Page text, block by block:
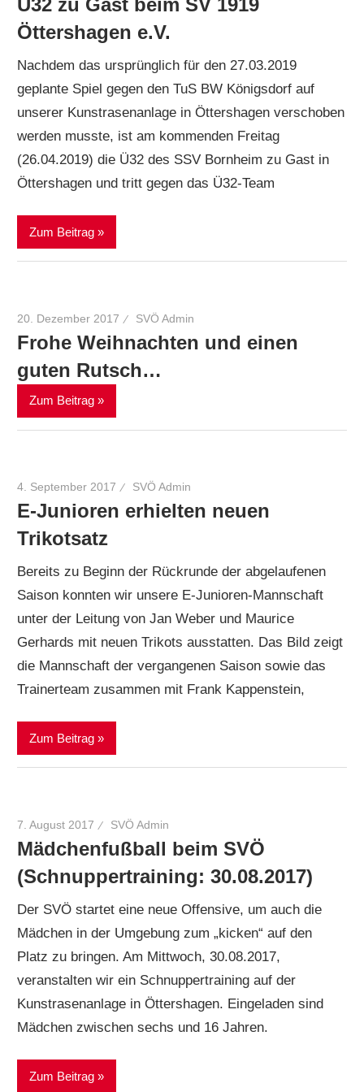
Ü32 zu Gast beim SV 1919
Öttershagen e.V.
Nachdem das ursprünglich für den 27.03.2019
geplante Spiel gegen den TuS BW Königsdorf auf
unserer Kunstrasenanlage in Öttershagen verschoben
werden musste, ist am kommenden Freitag
(26.04.2019) die Ü32 des SSV Bornheim zu Gast in
Öttershagen und tritt gegen das Ü32-Team
Zum Beitrag
20. Dezember 2017 SVÖ Admin
Frohe Weihnachten und einen
guten Rutsch…
Zum Beitrag
4. September 2017 SVÖ Admin
E-Junioren erhielten neuen
Trikotsatz
Bereits zu Beginn der Rückrunde der abgelaufenen
Saison konnten wir unsere E-Junioren-Mannschaft
unter der Leitung von Jan Weber und Maurice
Gerhards mit neuen Trikots ausstatten. Das Bild zeigt
die Mannschaft der vergangenen Saison sowie das
Trainerteam zusammen mit Frank Kappenstein,
Zum Beitrag
7. August 2017 SVÖ Admin
Mädchenfußball beim SVÖ
(Schnuppertraining: 30.08.2017)
Der SVÖ startet eine neue Offensive, um auch die
Mädchen in der Umgebung zum „kicken“ auf den
Platz zu bringen. Am Mittwoch, 30.08.2017,
veranstalten wir ein Schnuppertraining auf der
Kunstrasenanlage in Öttershagen. Eingeladen sind
Mädchen zwischen sechs und 16 Jahren.
Zum Beitrag